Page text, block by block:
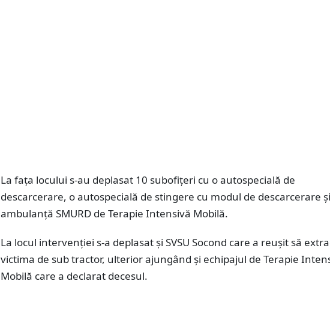
La fața locului s-au deplasat 10 subofițeri cu o autospecială de
descarcerare, o autospecială de stingere cu modul de descarcerare
ambulanță SMURD de Terapie Intensivă Mobilă.
La locul intervenției s-a deplasat și SVSU Socond care a reușit să
victima de sub tractor, ulterior ajungând și echipajul de Terapie
Mobilă care a declarat decesul.